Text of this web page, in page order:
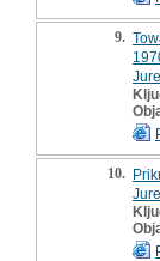
9.
10.